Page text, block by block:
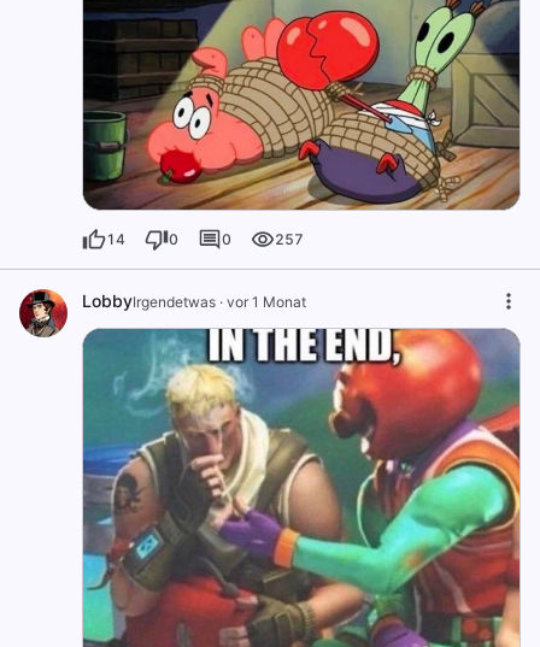
14 0 0 257
LobbyIrgendetwas · vor 1 Monat